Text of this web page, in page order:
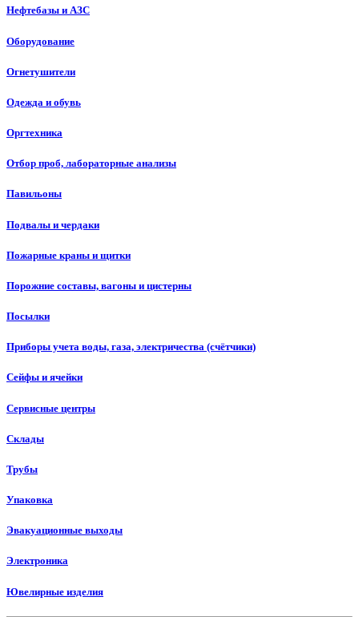
Нефтебазы и АЗС
Оборудование
Огнетушители
Одежда и обувь
Оргтехника
Отбор проб, лабораторные анализы
Павильоны
Подвалы и чердаки
Пожарные краны и щитки
Порожние составы, вагоны и цистерны
Посылки
Приборы учета воды, газа, электричества (счётчики)
Сейфы и ячейки
Сервисные центры
Склады
Трубы
Упаковка
Эвакуационные выходы
Электроника
Ювелирные изделия